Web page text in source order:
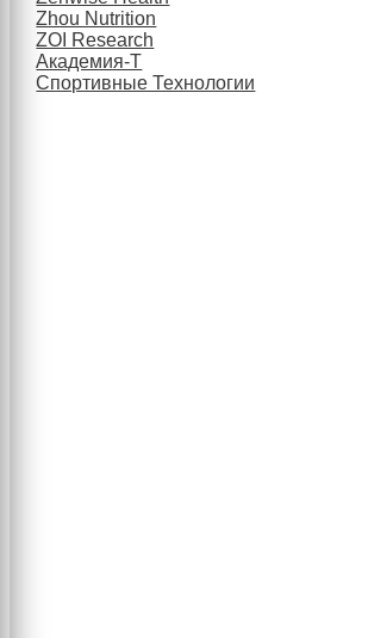
Zhou Nutrition
ZOI Research
Академия-Т
Спортивные Технологии